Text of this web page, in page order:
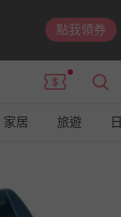
點我領券
家居 旅遊